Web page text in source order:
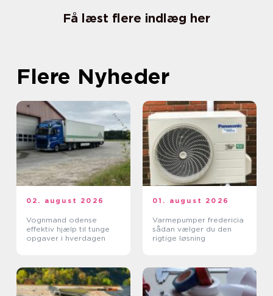
Få læst flere indlæg her
Flere Nyheder
02. august 2026
Vognmand odense
effektiv hjælp til tunge
opgaver i hverdagen
01. august 2026
Varmepumper fredericia
sådan vælger du den
rigtige løsning